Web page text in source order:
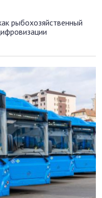
рыбохозяйственный